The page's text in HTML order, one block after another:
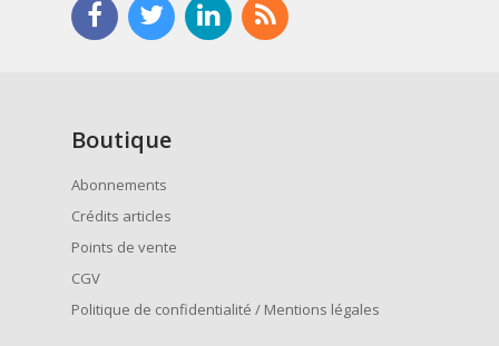
Boutique
Abonnements
Crédits articles
Points de vente
CGV
Politique de confidentialité / Mentions légales